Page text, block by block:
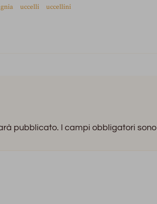
uccelli uccellini
pubblicato.
I campi obbligatori sono